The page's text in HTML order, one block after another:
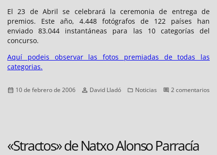
El 23 de Abril se celebrará la ceremonia de entrega de
premios. Este año, 4.448 fotógrafos de 122 países han
enviado 83.044 instantáneas para las 10 categorías del
concurso.
Aquí podeis observar las fotos premiadas de todas las
categorias.
Publicado
10 de febrero de 2006 Autor
David Lladó Categorías
Noticias
2 comentarios
«Stractos» de Natxo Alonso Parracía